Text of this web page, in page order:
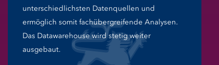
unterschiedlichsten Datenquellen und
ermöglich somit fachübergreifende Analysen.
Das Datawarehouse wird stetig weiter
ausgebaut.